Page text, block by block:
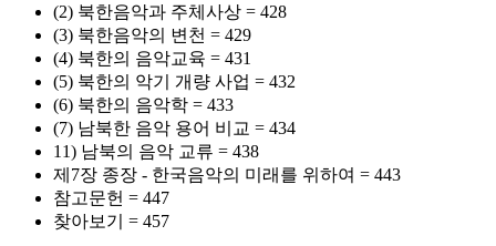
(2) 북한음악과 주체사상 = 428
(3) 북한음악의 변천 = 429
(4) 북한의 음악교육 = 431
(5) 북한의 악기 개량 사업 = 432
(6) 북한의 음악학 = 433
(7) 남북한 음악 용어 비교 = 434
11) 남북의 음악 교류 = 438
제7장 종장 - 한국음악의 미래를 위하여 = 443
참고문헌 = 447
찾아보기 = 457